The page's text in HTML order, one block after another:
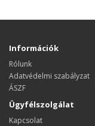
Információk
Rólunk
Adatvédelmi szabályzat
ÁSZF
Ügyfélszolgálat
Kapcsolat